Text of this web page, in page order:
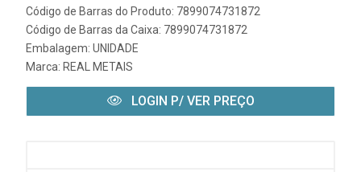
Código de Barras do Produto: 7899074731872
Código de Barras da Caixa: 7899074731872
Embalagem: UNIDADE
Marca: REAL METAIS
LOGIN P/ VER PREÇO